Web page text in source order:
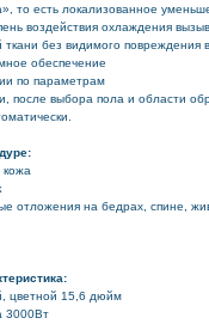
то есть локализованное
воздействия охлаждения
ткани без видимого
обеспечение
по параметрам
после выбора пола и области
кожа
отложения на бедрах, спине,
цветной 15,6 дюйм
3000Вт